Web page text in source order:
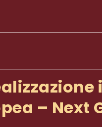
– Next